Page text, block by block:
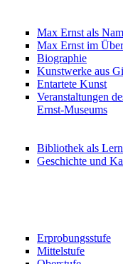
Max Ernst als
Max Ernst im
Biographie
Kunstwerke aus
Entartete Kunst
Veranstaltungen
Ernst-Museums
Bibliothek als
Geschichte und
Erprobungsstufe
Mittelstufe